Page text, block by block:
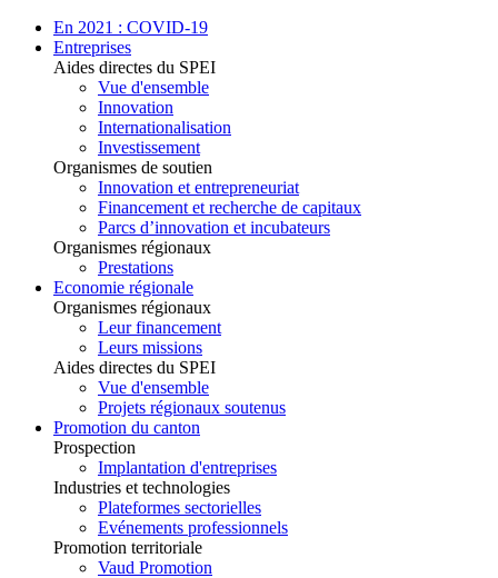
En 2021 : COVID-19
Entreprises
Aides directes du SPEI
Vue d'ensemble
Innovation
Internationalisation
Investissement
Organismes de soutien
Innovation et entrepreneuriat
Financement et recherche de capitaux
Parcs d’innovation et incubateurs
Organismes régionaux
Prestations
Economie régionale
Organismes régionaux
Leur financement
Leurs missions
Aides directes du SPEI
Vue d'ensemble
Projets régionaux soutenus
Promotion du canton
Prospection
Implantation d'entreprises
Industries et technologies
Plateformes sectorielles
Evénements professionnels
Promotion territoriale
Vaud Promotion